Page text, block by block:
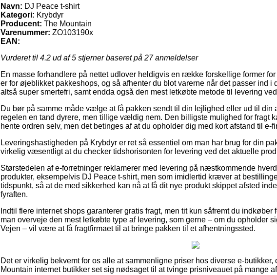
Navn: DJ Peace t-shirt
Kategori: Krybdyr
Producent: The Mountain
Varenummer: ZO103190x
EAN:
Vurderet til 4.2 ud af 5 stjerner baseret på 27anmeldelser
En masse forhandlere på nettet udlover heldigvis en række forskellige former
er for øjeblikket pakkeshops, og så afhenter du blot varerne når det passer ind i
altså super smertefri, samt endda også den mest letkøbte metode til levering
Du bør på samme måde vælge at få pakken sendt til din lejlighed eller ud til din
regelen en tand dyrere, men tillige vældig nem. Den billigste mulighed for fragt
hente ordren selv, men det betinges af at du opholder dig med kort afstand til e-
Leveringshastigheden på Krybdyr er ret så essentiel om man har brug for din
virkelig væsentligt at du checker tidshorisonten for levering ved det aktuelle
Størstedelen af e-forretninger reklamerer med levering på næstkommende
produkter, eksempelvis DJ Peace t-shirt, men som imidlertid kræver at
tidspunkt, så at de med sikkerhed kan nå at få dit nye produkt skippet afsted
fyraften.
Indtil flere internet shops garanterer gratis fragt, men tit kun såfremt du
man overveje den mest letkøbte type af levering, som gerne – om du opholder
Vejen – vil være at få fragtfirmaet til at bringe pakken til et afhentningssted.
Det er virkelig bekvemt for os alle at sammenligne priser hos diverse e-
Mountain internet butikker set sig nødsaget til at tvinge prisniveauet på mange